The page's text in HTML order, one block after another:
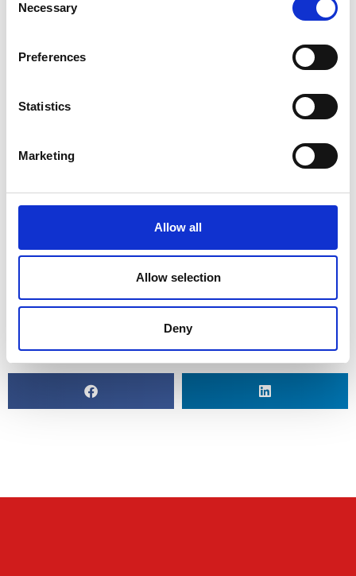
Selection
Necessary
Preferences
Statistics
Marketing
Allow all
Allow selection
Deny
Medicin
Diæt